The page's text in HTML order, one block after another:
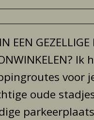
EEN GEZELLIGE
Ik
voor
oude